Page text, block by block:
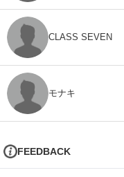
CLASS SEVEN
モナキ
FEEDBACK